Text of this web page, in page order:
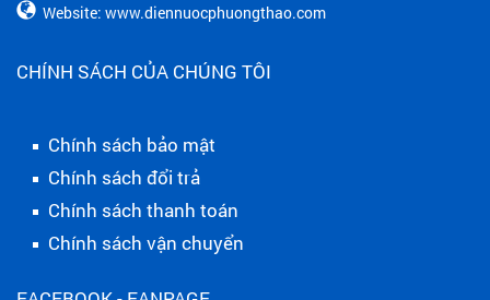
Website: www.diennuocphuongthao.com
CHÍNH SÁCH CỦA CHÚNG TÔI
Chính sách bảo mật
Chính sách đổi trả
Chính sách thanh toán
Chính sách vận chuyển